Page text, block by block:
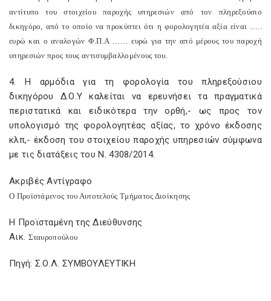
αντίτυπο του στοιχείου παροχής υπηρεσιών από τον πληρεξούσιο
δικηγόρο, από το οποίο να προκύπτει ότι η φορολογητέα αξία είναι …..
ευρώ και ο αναλογών Φ.Π.Α …… ευρώ για την από μέρους του παροχή
υπηρεσιών προς τους αντισυμβαλλομένους του.
4. Η αρμόδια για τη φορολογία του πληρεξούσιου
δικηγόρου Δ.Ο.Υ καλείται να ερευνήσει τα πραγματικά
περιστατικά και ειδικότερα την ορθή,- ως προς τον
υπολογισμό της φορολογητέας αξίας, το χρόνο έκδοσης
κλπ,- έκδοση του στοιχείου παροχής υπηρεσιών σύμφωνα
με τις διατάξεις του Ν. 4308/2014.
Ακριβές Αντίγραφο
Ο Προϊστάμενος του Αυτοτελούς Τμήματος Διοίκησης
Η Προϊσταμένη της Διεύθυνσης
Αικ. Σταυροπούλου
Πηγή: Σ.Ο.Λ. ΣΥΜΒΟΥΛΕΥΤΙΚΗ